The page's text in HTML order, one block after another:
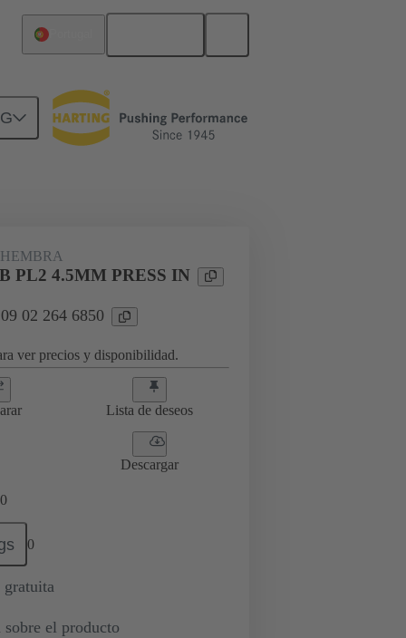
Productos
PL2 4.5MM PRESS IN
02 264 6850
ver precios y disponibilidad.
Lista de deseos
Descargar
0
0
gratuita
sobre el producto